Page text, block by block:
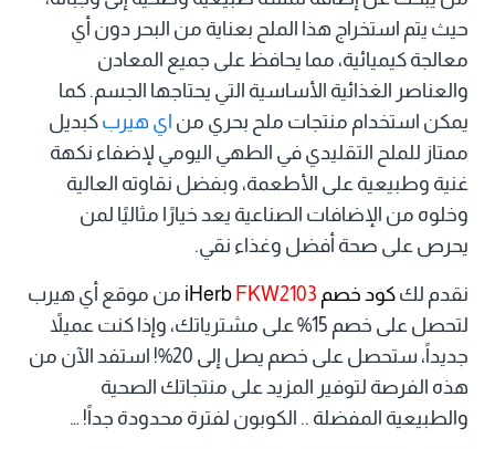
حيث يتم استخراج هذا الملح بعناية من البحر دون أي
معالجة كيميائية، مما يحافظ على جميع المعادن
والعناصر الغذائية الأساسية التي يحتاجها الجسم. كما
يمكن استخدام منتجات ملح بحري من اي هيرب كبديل
ممتاز للملح التقليدي في الطهي اليومي لإضفاء نكهة
غنية وطبيعية على الأطعمة، وبفضل نقاوته العالية
وخلوه من الإضافات الصناعية يعد خيارًا مثاليًا لمن
يحرص على صحة أفضل وغذاء نقي.
نقدم لك كود خصم iHerb FKW2103
من موقع أي هيرب
لتحصل على خصم 15% على مشترياتك، وإذا كنت عميلاً
جديداً، ستحصل على خصم يصل إلى 20%! استفد الآن من
هذه الفرصة لتوفير المزيد على منتجاتك الصحية
والطبيعية المفضلة .. الكوبون لفترة محدودة جداً! …